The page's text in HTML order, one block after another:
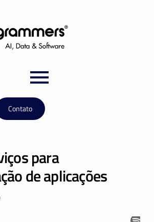
Contato
para
de aplicações